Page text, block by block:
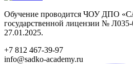
Обучение проводится ЧОУ ДПО
государственной лицензии № Л035-
27.01.2025.
+7 812 467-39-97
info@sadko-academy.ru